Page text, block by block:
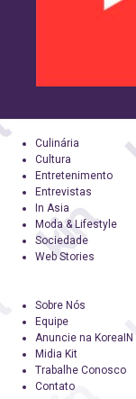
Culinária
Cultura
Entretenimento
Entrevistas
In Asia
Moda & Lifestyle
Sociedade
Web Stories
Sobre Nós
Equipe
Anuncie na KoreaIN
Midia Kit
Trabalhe Conosco
Contato